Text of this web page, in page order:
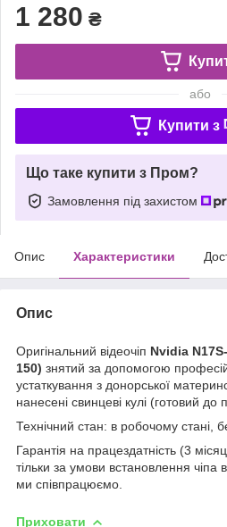
1 280 ₴
або
Купити з
Що таке купити з Пром?
Замовлення під захистом
Опис Характеристики
Опис
Оригінальний відеочіп Nvidia
150) знятий за допомогою
устаткування з донорської
нанесені свинцеві кулі (готовий до
Технічний стан: в робочому стані,
Гарантія на працездатність (3
тільки за умови встановлення чіпа
ми співпрацюємо.
Приховати